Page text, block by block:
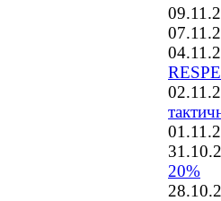
20%